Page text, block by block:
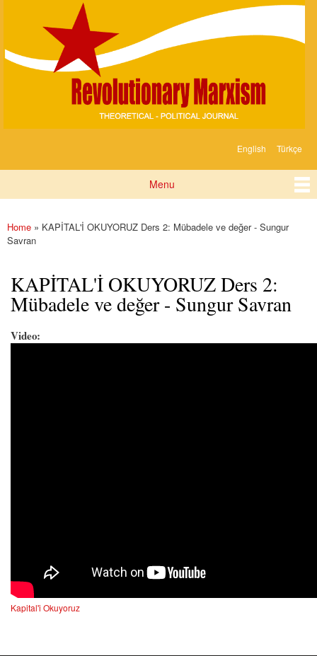
content
Marksizm
English Türkçe
Menu
You are here
Home » KAPİTAL'İ OKUYORUZ Ders 2: Mübadele ve değer - Sungur
Savran
KAPİTAL'İ OKUYORUZ Ders 2:
Mübadele ve değer - Sungur Savran
Video:
Kapital'i Okuyoruz